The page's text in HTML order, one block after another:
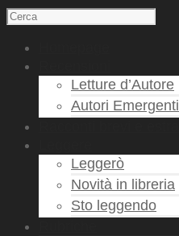
Letture d’Autore
Autori Emergenti
Leggerò
Novità in libreria
Sto leggendo